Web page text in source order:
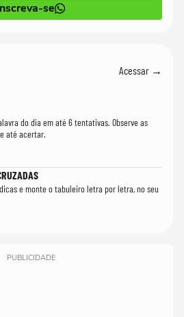
se
Acessar →
do dia em até 6 tentativas. Observe as
até acertar.
e monte o tabuleiro letra por letra, no seu
PUBLICIDADE